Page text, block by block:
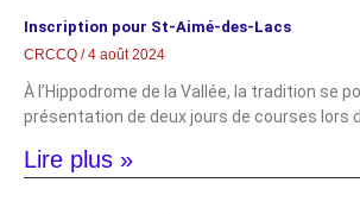
Inscription pour St-Aimé-des-Lacs
CRCCQ 4 août 2024
À l’Hippodrome de la Vallée, la tradition se
présentation de deux jours de courses lors
Lire plus »